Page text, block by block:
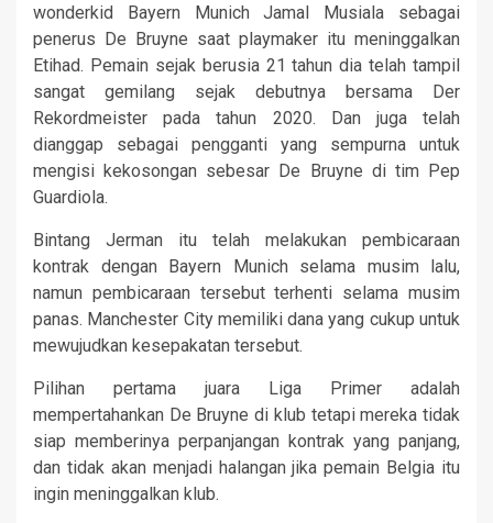
wonderkid Bayern Munich Jamal Musiala sebagai
penerus De Bruyne saat playmaker itu meninggalkan
Etihad. Pemain sejak berusia 21 tahun dia telah tampil
sangat gemilang sejak debutnya bersama Der
Rekordmeister pada tahun 2020. Dan juga telah
dianggap sebagai pengganti yang sempurna untuk
mengisi kekosongan sebesar De Bruyne di tim Pep
Guardiola.
Bintang Jerman itu telah melakukan pembicaraan
kontrak dengan Bayern Munich selama musim lalu,
namun pembicaraan tersebut terhenti selama musim
panas. Manchester City memiliki dana yang cukup untuk
mewujudkan kesepakatan tersebut.
Pilihan pertama juara Liga Primer adalah
mempertahankan De Bruyne di klub tetapi mereka tidak
siap memberinya perpanjangan kontrak yang panjang,
dan tidak akan menjadi halangan jika pemain Belgia itu
ingin meninggalkan klub.